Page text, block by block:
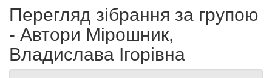
Перегляд зібрання за групою
- Автори Мірошник,
Владислава Ігорівна